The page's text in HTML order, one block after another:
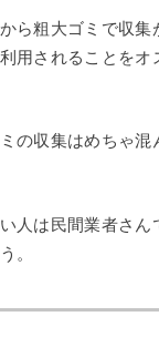
ら粗大ゴミで収集
用されることをオ
の収集はめちゃ混
人は民間業者さん
。